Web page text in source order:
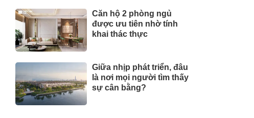
Căn hộ 2 phòng ngủ
được ưu tiên nhờ tính
khai thác thực
Giữa nhịp phát triển, đâu
là nơi mọi người tìm thấy
sự cân bằng?